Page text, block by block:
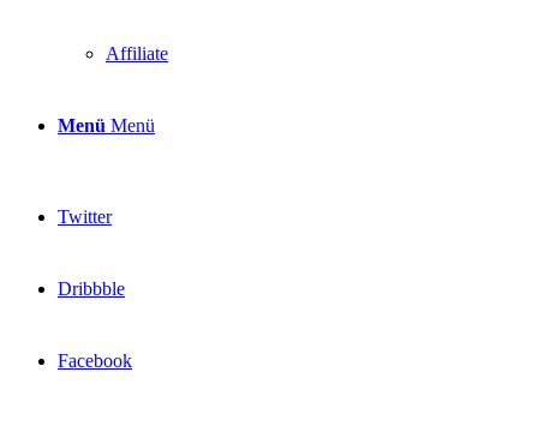
Affiliate
Menü Menü
Twitter
Dribbble
Facebook